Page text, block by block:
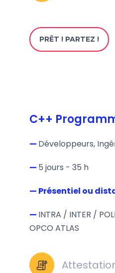
PRÊT ! PARTEZ !
C++
— Développeurs,
— 5 jours - 35 h
— Présentiel ou
— INTRA / INTER /
OPCO ATLAS